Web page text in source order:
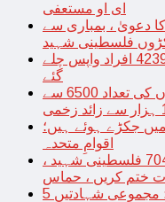
ای او مستعفی
دعویٰ ، بمباری سے
فلسطینی شہید
افغان شہریوں کی وطن واپسی،مزید 4239 افراد واپس چلے
گئے
اسرائیلی بمباری سے شہید فلسطینیوں کی تعداد 6500 سے
میں جکڑے ہوئے ہیں؛
اقوامِ متحدہ
غزہ پر پھر بموں کی بارش ، مزید 704 فلسطینی شہید ،
ختم کریں ، حماس
مغربی کنارے پر بھی اسرائیلی بمباری؛ مجموعی شہادتیں 5